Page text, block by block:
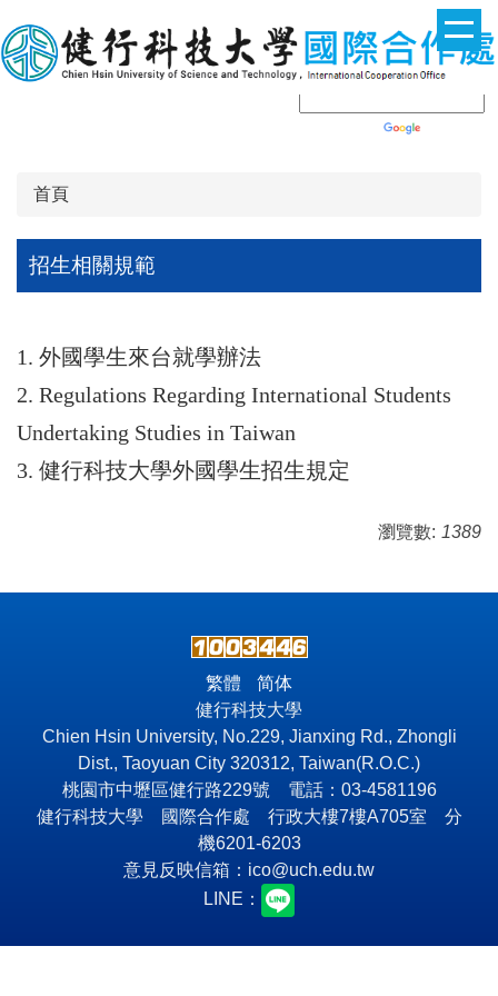
到
主
首頁
招生相關規範
1. 外國學生來台就學辦法
2. Regulations Regarding International Students
Undertaking Studies in Taiwan
3. 健行科技大學外國學生招生規定
瀏覽數: 1389
繁體
简体
健行科技大學
Chien Hsin University, No.229, Jianxing Rd., Zhongli
Dist., Taoyuan City 320312, Taiwan(R.O.C.)
桃園市中壢區健行路229號 電話：03-4581196
健行科技大學 國際合作處 行政大樓7樓A705室 分
機6201-6203
意見反映信箱： ico@uch.edu.tw
LINE：